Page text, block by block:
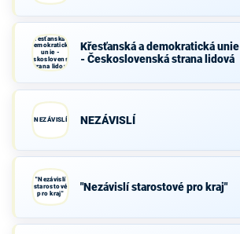
Křesťanská a
demokratická
unie -
Československá
strana lidová
Křesťanská a demokratická unie
- Československá strana lidová
NEZÁVISLÍ NEZÁVISLÍ
"Nezávislí
starostové
pro kraj"
"Nezávislí starostové pro kraj"